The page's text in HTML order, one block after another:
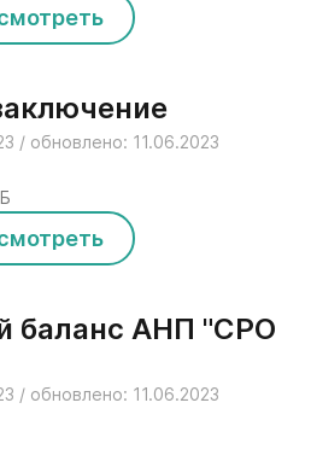
/ обновлено: 11.06.2023
баланс АНП "СРО
/ обновлено: 11.06.2023